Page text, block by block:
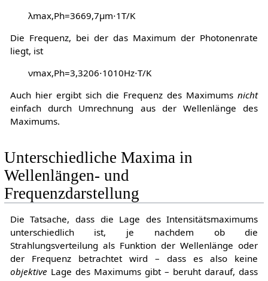
λmax,Ph=3669,7μm⋅1T/K
Die Frequenz, bei der das Maximum der Photonenrate
liegt, ist
νmax,Ph=3,3206⋅1010Hz⋅T/K
Auch hier ergibt sich die Frequenz des Maximumsnicht
einfach durch Umrechnung aus der Wellenlänge des
Maximums.
Unterschiedliche Maxima in
Wellenlängen- und
Frequenzdarstellung
Die Tatsache, dass die Lage des Intensitätsmaximums
unterschiedlich ist, je nachdem ob die
Strahlungsverteilung als Funktion der Wellenlänge oder
der Frequenz betrachtet wird – dass es also keine
objektive Lage des Maximums gibt – beruht darauf, dass